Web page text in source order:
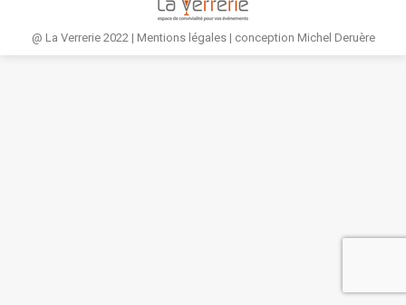
@ La Verrerie 2022 | Mentions légales| conception Michel Deruère